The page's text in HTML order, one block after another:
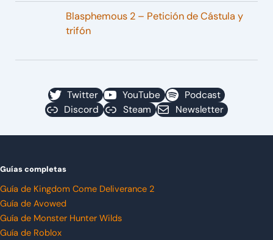
Blasphemous 2 – Petición de Cástula y
trifón
Twitter YouTube
Podcast
Discord
Steam Newsletter
Guías completas
Guía de Kingdom Come Deliverance 2
Guía de Avowed
Guía de Monster Hunter Wilds
Guía de Roblox